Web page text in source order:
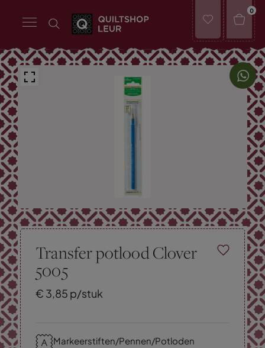
0
Transfer potlood Clover
5005
€ 3,85 p/stuk
Markeerstiften/Pennen/Potloden